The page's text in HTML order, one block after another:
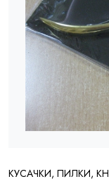
КУСАЧКИ, ПИЛКИ,